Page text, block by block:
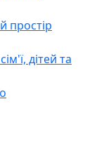
простір
дітей та